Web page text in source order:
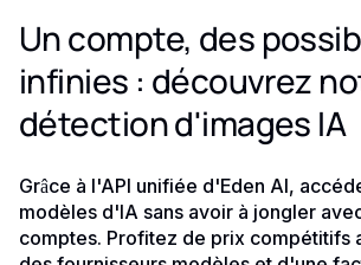
Un compte, des
infinies : découvrez
détection d'images IA
Grâce à l'API unifiée d'Eden AI,
modèles d'IA sans avoir à jongler
comptes. Profitez de prix compétitifs